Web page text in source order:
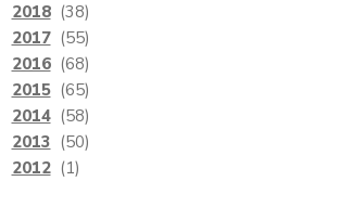
2018 (38)
2017 (55)
2016 (68)
2015 (65)
2014 (58)
2013 (50)
2012 (1)